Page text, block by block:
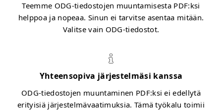
Teemme ODG-tiedostojen muuntamisesta PDF:ksi
helppoa ja nopeaa. Sinun ei tarvitse asentaa mitään.
Valitse vain ODG-tiedostot.
Yhteensopiva järjestelmäsi kanssa
ODG-tiedostojen muuntaminen PDF:ksi ei edellytä
erityisiä järjestelmävaatimuksia. Tämä työkalu toimii